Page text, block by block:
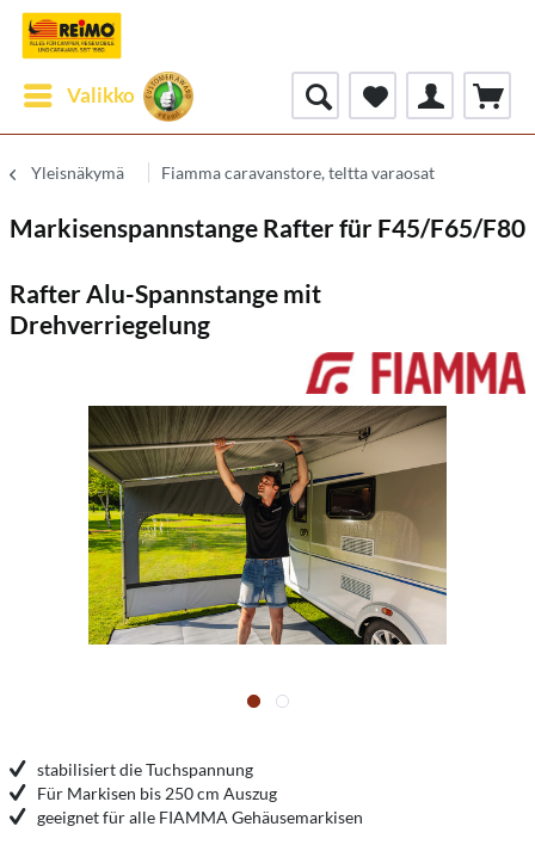
Valikko
Yleisnäkymä Fiamma caravanstore, teltta varaosat
Markisenspannstange Rafter für F45/F65/F80
Rafter Alu-Spannstange mit
Drehverriegelung
stabilisiert die Tuchspannung
Für Markisen bis 250 cm Auszug
geeignet für alle FIAMMA Gehäusemarkisen